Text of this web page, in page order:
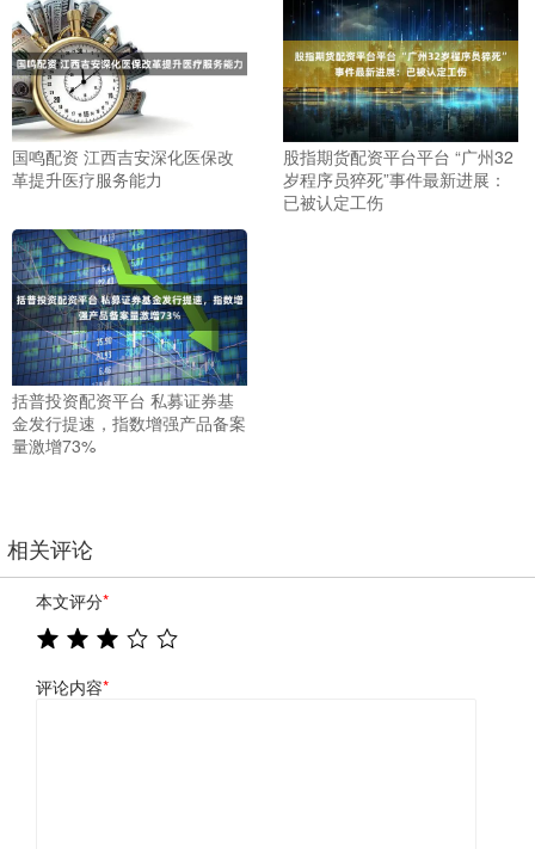
国鸣配资 江西吉安深化医保改
革提升医疗服务能力
股指期货配资平台平台 “广州32
岁程序员猝死”事件最新进展：
已被认定工伤
括普投资配资平台 私募证券基
金发行提速，指数增强产品备案
量激增73%
相关评论
本文评分*
评论内容*